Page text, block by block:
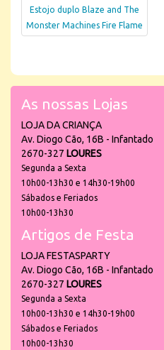
Estojo duplo Blaze and The
Monster Machines Fire Flame
As nossas Lojas
LOJA DA CRIANÇA
Av. Diogo Cão, 16B - Infantado
2670-327 LOURES
Segunda a Sexta
10h00-13h30 e 14h30-19h00
Sábados e Feriados
10h00-13h30
Artigos de Festa
LOJA FESTASPARTY
Av. Diogo Cão, 16B - Infantado
2670-327 LOURES
Segunda a Sexta
10h00-13h30 e 14h30-19h00
Sábados e Feriados
10h00-13h30